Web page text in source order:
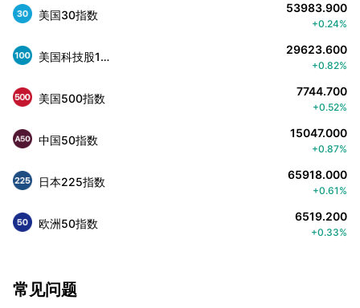
美国30指数 53983.900
+0.24%
美国科技股100指数 29623.600
+0.82%
美国500指数 7744.700
+0.52%
中国50指数 15047.000
+0.87%
日本225指数 65918.000
+0.61%
欧洲50指数 6519.200
+0.33%
常见问题